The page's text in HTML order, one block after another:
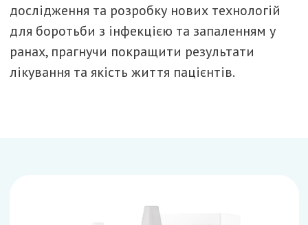
дослідження та розробку нових технологій
для боротьби з інфекцією та запаленням у
ранах, прагнучи покращити результати
лікування та якість життя пацієнтів.